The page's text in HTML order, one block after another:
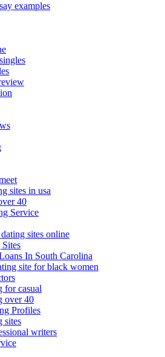
examples
sites in usa
40
Service
sites online
In South Carolina
site for black women
for casual
over 40
Profiles
sites
writers